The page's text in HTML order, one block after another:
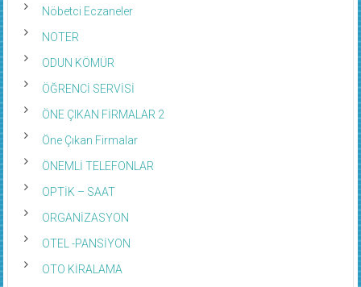
Nöbetci Eczaneler
NOTER
ODUN KÖMÜR
ÖĞRENCİ SERVİSİ
ÖNE ÇIKAN FİRMALAR 2
Öne Çıkan Firmalar
ÖNEMLİ TELEFONLAR
OPTİK – SAAT
ORGANİZASYON
OTEL -PANSİYON
OTO KİRALAMA